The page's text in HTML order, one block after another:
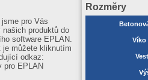
Rozměry
Víko
jsme pro Vás
našich produktů do
software EPLAN.
je můžete kliknutím
odkaz:
pro EPLAN